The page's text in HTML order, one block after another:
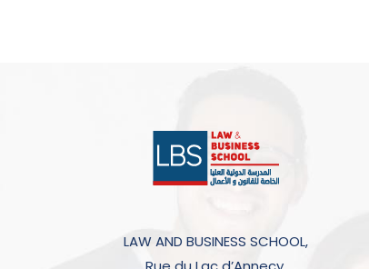
LAW AND BUSINESS SCHOOL,